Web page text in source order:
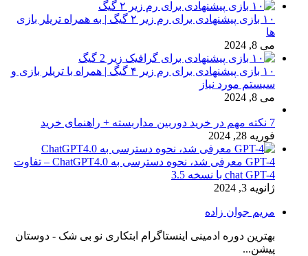
۱۰ بازی پیشنهادی برای رم زیر ۲ گیگ | به همراه تریلر بازی
ها
می 8, 2024
۱۰ بازی پیشنهادی برای رم زیر ۴ گیگ | همراه با تریلر بازی و
سیستم مورد نیاز
می 8, 2024
7 نکته مهم در خرید دوربین مداربسته + راهنمای خرید
فوریه 28, 2024
GPT-4 معرفی شد، نحوه دسترسی به ChatGPT4.0 – تفاوت
chat GPT-4 با نسخه 3.5
ژانویه 3, 2024
مریم جوان زاده
بهترین دوره ادمینی اینستاگرام ابتکاری نو بی شک - دوستان
پیشن...